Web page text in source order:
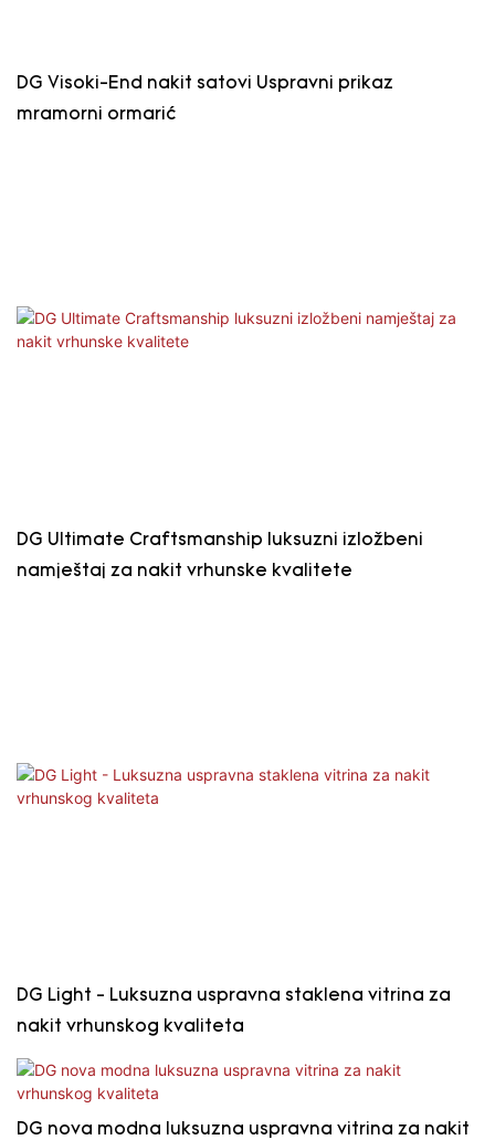
DG Visoki-End nakit satovi Uspravni prikaz
mramorni ormarić
DG Ultimate Craftsmanship luksuzni izložbeni
namještaj za nakit vrhunske kvalitete
DG Light - Luksuzna uspravna staklena vitrina za
nakit vrhunskog kvaliteta
DG nova modna luksuzna uspravna vitrina za nakit